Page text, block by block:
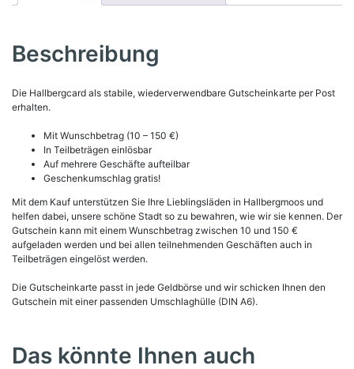
Beschreibung
Die Hallbergcard als stabile, wiederverwendbare Gutscheinkarte per Post
erhalten.
Mit Wunschbetrag (10 – 150 €)
In Teilbeträgen einlösbar
Auf mehrere Geschäfte aufteilbar
Geschenkumschlag gratis!
Mit dem Kauf unterstützen Sie Ihre Lieblingsläden in Hallbergmoos und
helfen dabei, unsere schöne Stadt so zu bewahren, wie wir sie kennen. Der
Gutschein kann mit einem Wunschbetrag zwischen 10 und 150 €
aufgeladen werden und bei allen teilnehmenden Geschäften auch in
Teilbeträgen eingelöst werden.
Die Gutscheinkarte passt in jede Geldbörse und wir schicken Ihnen den
Gutschein mit einer passenden Umschlaghülle (DIN A6).
Das könnte Ihnen auch